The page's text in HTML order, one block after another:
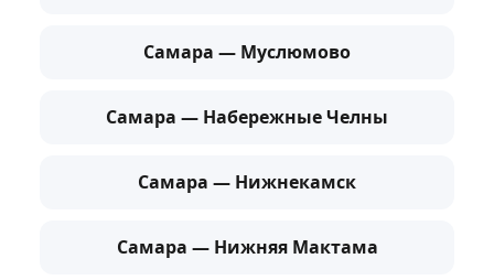
Самара — Муслюмово
Самара — Набережные Челны
Самара — Нижнекамск
Самара — Нижняя Мактама